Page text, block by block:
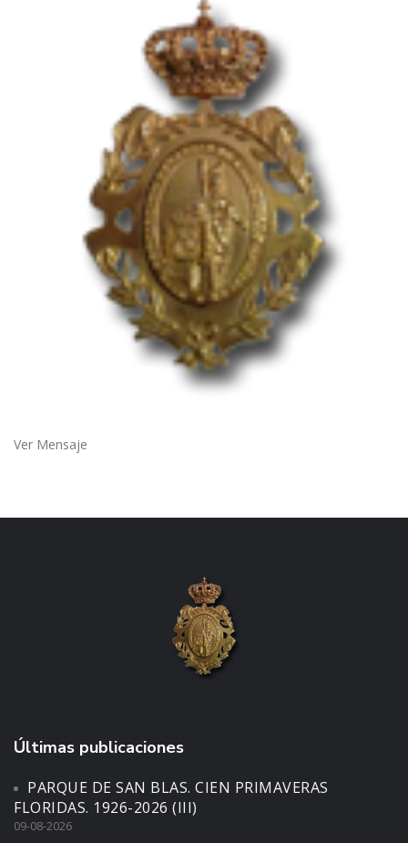
Ver Mensaje
Últimas publicaciones
PARQUE DE SAN BLAS. CIEN PRIMAVERAS
FLORIDAS. 1926-2026 (III)
09-08-2026